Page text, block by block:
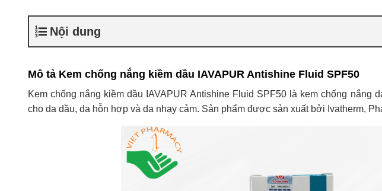
Nội dung
Mô tả Kem chống nắng kiềm dầu IAVAPUR Antishine Fluid SPF50
Kem chống nắng kiềm dầu IAVAPUR Antishine Fluid SPF50 là kem chống nắng
cho da dầu, da hỗn hợp và da nhạy cảm. Sản phẩm được sản xuất bởi Ivatherm,